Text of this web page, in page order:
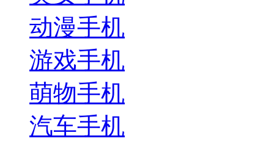
动漫手机
游戏手机
萌物手机
汽车手机